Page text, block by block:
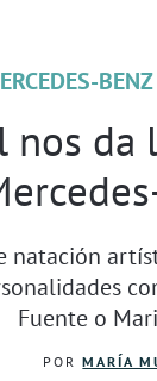
nos
natación
Fuente o
PORMARÍA